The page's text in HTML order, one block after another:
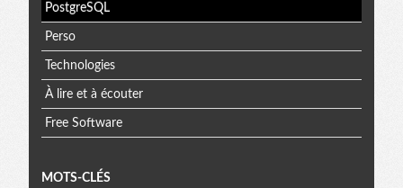
PostgreSQL
Perso
Technologies
À lire et à écouter
Free Software
MOTS-CLÉS